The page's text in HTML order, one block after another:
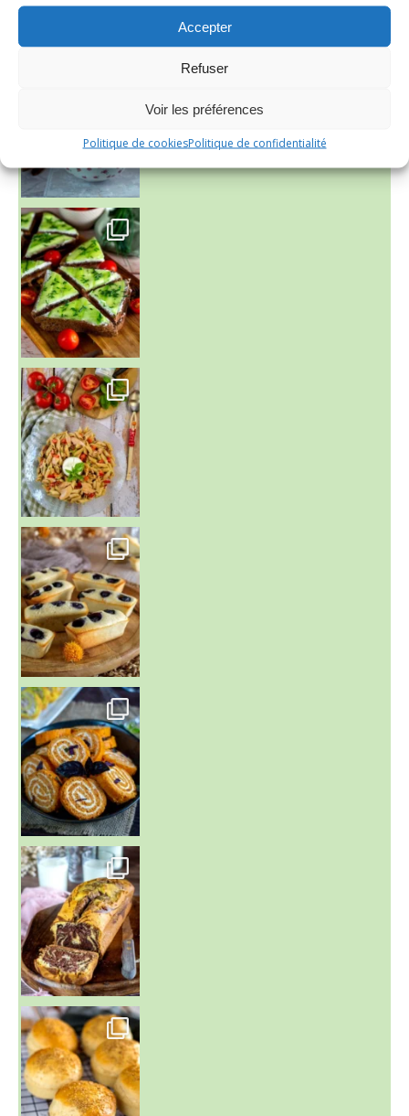
Accepter
Refuser
Voir les préférences
Politique de cookiesPolitique de confidentialité
~ SALADE DE PÂTES AUX DEUX TOMATES THON ET BURRA
~ FINANCIERS MYRTILLES ET CITRON ~
Aujourd'hu
~ BUNS MAISON ~
Un peu de boulange par ici au